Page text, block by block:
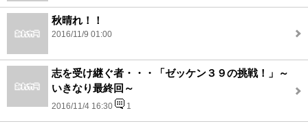
秋晴れ！！
2016/11/9 01:00
志を受け継ぐ者・・・「ゼッケン３９の挑戦！」～
いきなり最終回～
2016/11/4 16:30 1